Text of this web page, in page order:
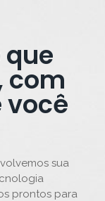
com
você
sua
prontos para